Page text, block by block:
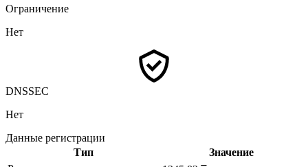
Ограничение
Нет
DNSSEC
Нет
Данные регистрации
Тип
Значение